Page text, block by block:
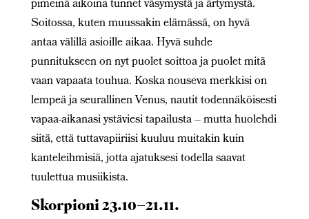
pimeinä aikoina tunnet väsymystä ja ärtymystä.
Soitossa, kuten muussakin elämässä, on hyvä
antaa välillä asioille aikaa. Hyvä suhde
punnitukseen on nyt puolet soittoa ja puolet mitä
vaan vapaata touhua. Koska nouseva merkkisi on
lempeä ja seurallinen Venus, nautit todennäköisesti
vapaa-aikanasi ystäviesi tapailusta – mutta huolehdi
siitä, että tuttavapiiriisi kuuluu muitakin kuin
kanteleihmisiä, jotta ajatuksesi todella saavat
tuulettua musiikista.
Skorpioni 23.10–21.11.